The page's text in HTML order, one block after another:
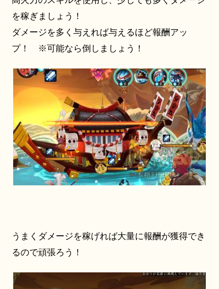
を稼ぎましょう！
ダメージを多く与えれば与えるほど報酬アッ
プ！
※可能なら倒しましょう！
うまくダメージを稼げれば大量に報酬が獲得でき
るので頑張ろう！